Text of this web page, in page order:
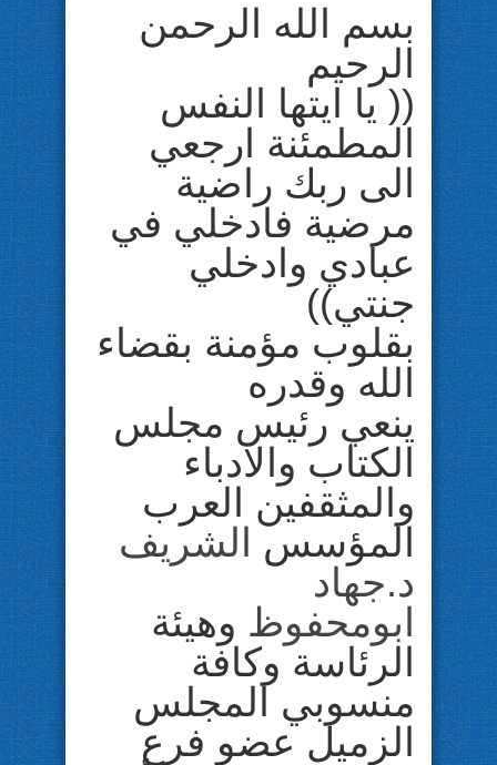
بسم الله الرحمن
الرحيم
(( يا ايتها النفس
المطمئنة ارجعي
الى ربك راضية
مرضية فادخلي في
عبادي وادخلي
جنتي))
بقلوب مؤمنة بقضاء
الله وقدره
ينعي رئيس مجلس
الكتاب والادباء
والمثقفين العرب
المؤسس
الشريف
د.جهاد
ابومحفوظ وهيئة
الرئاسة وكافة
منسوبي المجلس
الزميل عضو فرع